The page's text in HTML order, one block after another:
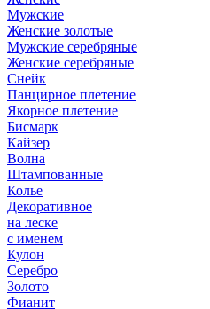
Мужские
Женские золотые
Мужские серебряные
Женские серебряные
Снейк
Панцирное плетение
Якорное плетение
Бисмарк
Кайзер
Волна
Штампованные
Колье
Декоративное
на леске
с именем
Кулон
Серебро
Золото
Фианит